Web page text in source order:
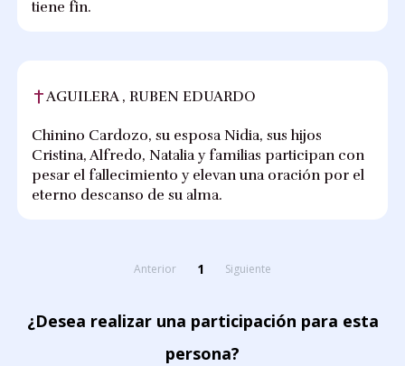
tiene fin.
AGUILERA , RUBEN EDUARDO
Chinino Cardozo, su esposa Nidia, sus hijos
Cristina, Alfredo, Natalia y familias participan con
pesar el fallecimiento y elevan una oración por el
eterno descanso de su alma.
Anterior 1 Siguiente
¿Desea realizar una participación para esta
persona?